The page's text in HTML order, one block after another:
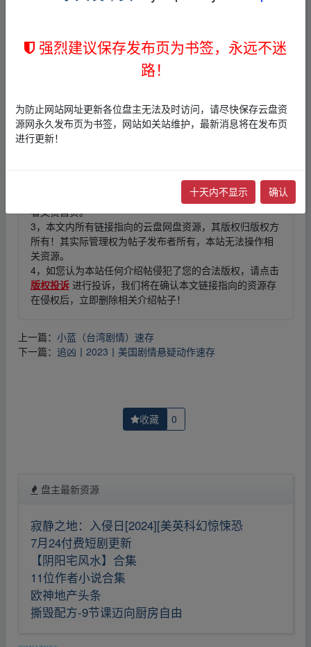
fr om w ww.y un、pan zi‥yu_an.xy z
免责声明
本站不存储任何实质资源数据。
2，本文内容仅代表作者本人观点，不代表本网站立场，作
者文责自负。
3，本文内所有链接指向的云盘网盘资源，其版权归版权方
所有！其实际管理权为帖子发布者所有，本站无法操作相
关资源。
4，如您认为本站任何介绍帖侵犯了您的合法版权，请点击
版权投诉 进行投诉，我们将在确认本文链接指向的资源存
在侵权后，立即删除相关介绍帖子！
上一篇： 小蓝（台湾剧情）速存
下一篇： 追凶丨2023丨美国剧情悬疑动作速存
收藏 0
盘主最新资源
寂静之地：入侵日[2024][美英科幻惊悚恐
7月24付费短剧更新
【阴阳宅风水】合集
11位作者小说合集
欧神地产头条
撕毁配方-9节课迈向厨房自由
强烈建议保存发布页为书签，永远不迷
路！
为防止网站网址更新各位盘主无法及时访问，请尽快保存云盘资
源网永久发布页为书签，网站如关站维护，最新消息将在发布页
进行更新！
十天内不显示 确认